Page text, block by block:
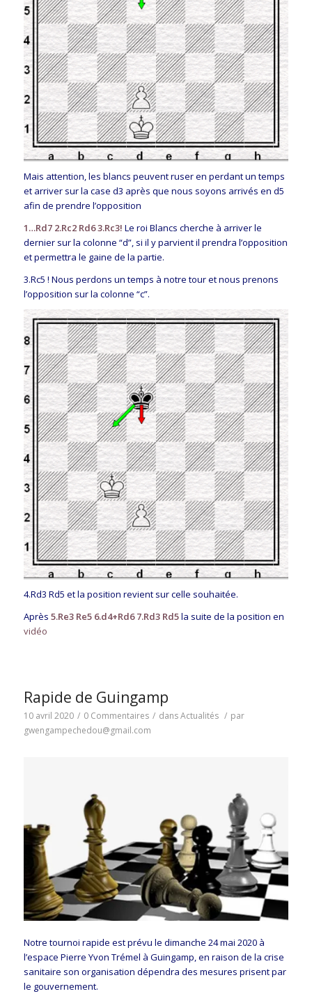
Mais attention, les blancs peuvent ruser en perdant un temps
et arriver sur la case d3 après que nous soyons arrivés en d5
afin de prendre l’opposition
1…Rd7 2.Rc2 Rd6 3.Rc3! Le roi Blancs cherche à arriver le
dernier sur la colonne “d”, si il y parvient il prendra l’opposition
et permettra le gaine de la partie.
3.Rc5 ! Nous perdons un temps à notre tour et nous prenons
l’opposition sur la colonne “c”.
4.Rd3 Rd5 et la position revient sur celle souhaitée.
Après 5.Re3 Re5 6.d4+Rd6 7.Rd3 Rd5la suite de la position en
vidéo
Rapide de Guingamp
10 avril 2020 / 0 Commentaires / dansActualités / par
gwengampechedou@gmail.com
Notre tournoi rapide est prévu le dimanche 24 mai 2020 à
l’espace Pierre Yvon Trémel à Guingamp, en raison de la crise
sanitaire son organisation dépendra des mesures prisent par
le gouvernement.